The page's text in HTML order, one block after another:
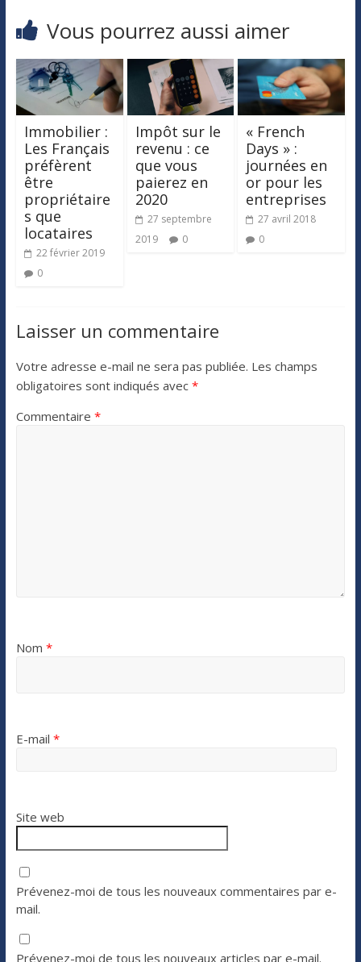
Vous pourrez aussi aimer
Immobilier :
Les Français
préfèrent
être
propriétaire
s que
locataires
22 février 2019
0
Impôt sur le
revenu : ce
que vous
paierez en
2020
27 septembre
2019
0
« French
Days » :
journées en
or pour les
entreprises
27 avril 2018
0
Laisser un commentaire
Votre adresse e-mail ne sera pas publiée. Les champs
obligatoires sont indiqués avec *
Commentaire *
Nom *
E-mail *
Site web
Prévenez-moi de tous les nouveaux commentaires par e-
mail.
Prévenez-moi de tous les nouveaux articles par e-mail.